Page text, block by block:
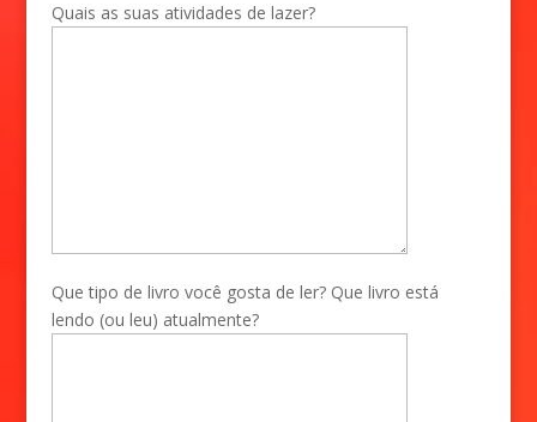
Quais as suas atividades de lazer?
Que tipo de livro você gosta de ler? Que livro está
lendo (ou leu) atualmente?